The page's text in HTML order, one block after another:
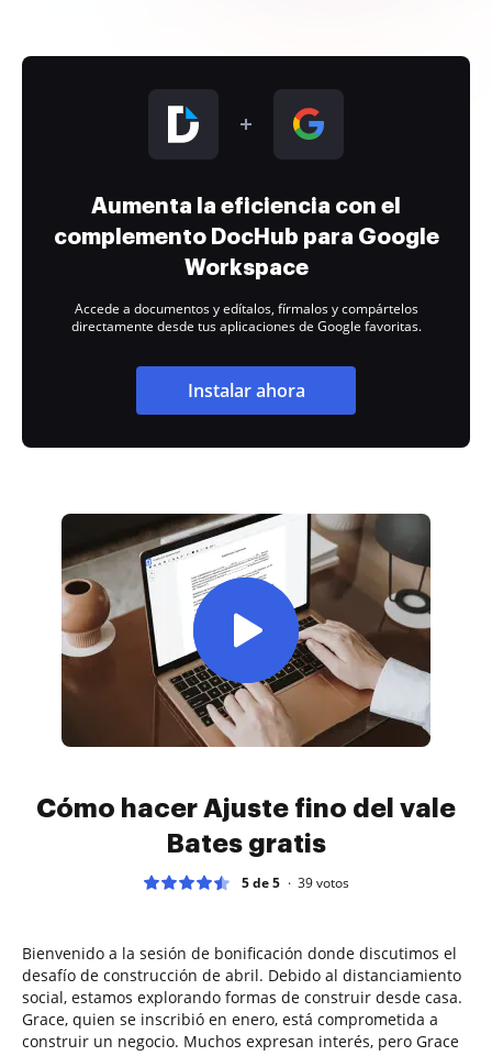
Aumenta la eficiencia con el
complemento DocHub para Google
Workspace
Accede a documentos y edítalos, fírmalos y compártelos
directamente desde tus aplicaciones de Google favoritas.
Instalar ahora
Cómo hacer Ajuste fino del vale
Bates gratis
5 de 5 39votos
Bienvenido a la sesión de bonificación donde discutimos el
desafío de construcción de abril. Debido al distanciamiento
social, estamos explorando formas de construir desde casa.
Grace, quien se inscribió en enero, está comprometida a
construir un negocio. Muchos expresan interés, pero Grace